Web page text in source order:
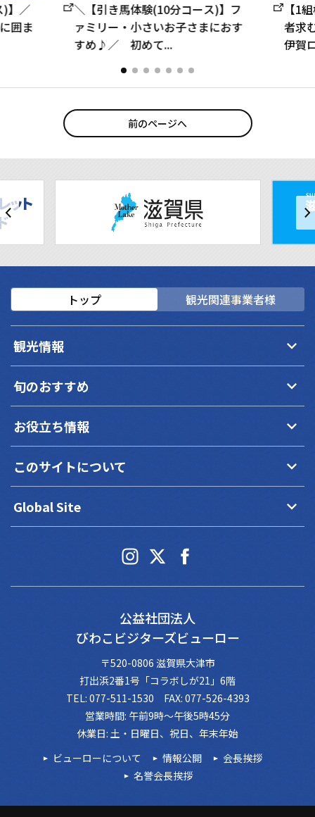
)】／
囲ま
＼【引き馬体験(10分コース)】フ
ァミリー・小さいお子さまにおす
すめ♪／ 初めて...
【1
者求
伊賀
前のページへ
トップ 観光関連事業者様
観光情報 keyboard_arrow_down
旬のおすすめ keyboard_arrow_down
お役立ち情報 keyboard_arrow_down
このサイトについて keyboard_arrow_down
Global Site keyboard_arrow_down
公益社団法人
びわこビジターズビューロー
〒520-0806 滋賀県大津市
打出浜2番1号「コラボしが21」6階
TEL: 077-511-1530 FAX: 077-526-4393
営業時間: 午前9時～午後5時45分
休業日: 土・日曜日、祝日、年末年始
ビューローについて
情報公開
会長挨拶
名誉会長挨拶